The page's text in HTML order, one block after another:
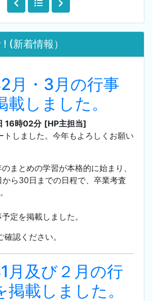
(新着情報）
月・3月の行事
載しました。
16時02分 [HP主担当]
しました。今年もよろしくお願い
まとめの学習が本格的に始まり、
ら30日までの日程で、卒業考査
定を掲載しました。
確認ください。
月及び２月の行
掲載しました。